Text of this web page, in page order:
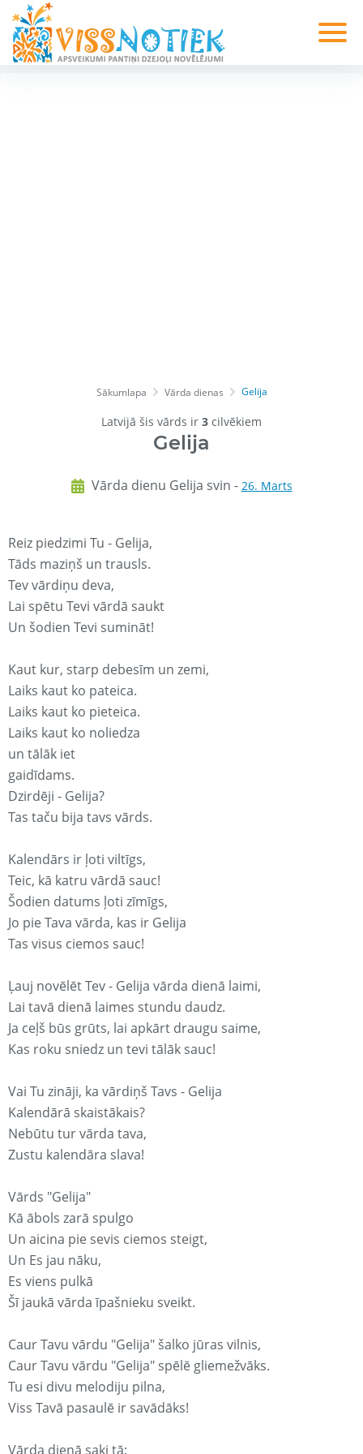
Sākumlapa Vārda dienas Gelija
Latvijā šis vārds ir 3 cilvēkiem
Gelija
Vārda dienu Gelija svin - 26. Marts
Reiz piedzimi Tu - Gelija,
Tāds maziņš un trausls.
Tev vārdiņu deva,
Lai spētu Tevi vārdā saukt
Un šodien Tevi sumināt!
Kaut kur, starp debesīm un zemi,
Laiks kaut ko pateica.
Laiks kaut ko pieteica.
Laiks kaut ko noliedza
un tālāk iet
gaidīdams.
Dzirdēji - Gelija?
Tas taču bija tavs vārds.
Kalendārs ir ļoti viltīgs,
Teic, kā katru vārdā sauc!
Šodien datums ļoti zīmīgs,
Jo pie Tava vārda, kas ir Gelija
Tas visus ciemos sauc!
Ļauj novēlēt Tev - Gelija vārda dienā laimi,
Lai tavā dienā laimes stundu daudz.
Ja ceļš būs grūts, lai apkārt draugu saime,
Kas roku sniedz un tevi tālāk sauc!
Vai Tu zināji, ka vārdiņš Tavs - Gelija
Kalendārā skaistākais?
Nebūtu tur vārda tava,
Zustu kalendāra slava!
Vārds "Gelija"
Kā ābols zarā spulgo
Un aicina pie sevis ciemos steigt,
Un Es jau nāku,
Es viens pulkā
Šī jaukā vārda īpašnieku sveikt.
Caur Tavu vārdu "Gelija" šalko jūras vilnis,
Caur Tavu vārdu "Gelija" spēlē gliemežvāks.
Tu esi divu melodiju pilna,
Viss Tavā pasaulē ir savādāks!
Vārda dienā saki tā: